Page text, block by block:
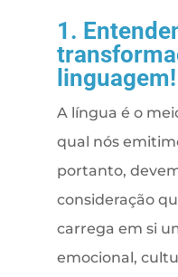
1.
linguagem!
A língua é o
qual nós
portanto,
consideração
carrega em si
emocional,